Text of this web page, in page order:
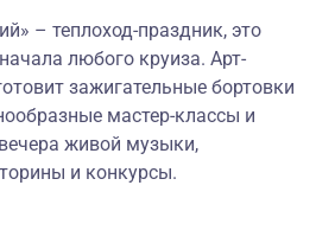
– теплоход-праздник, это
любого круиза. Арт-
зажигательные бортовки
мастер-классы и
живой музыки,
и конкурсы.